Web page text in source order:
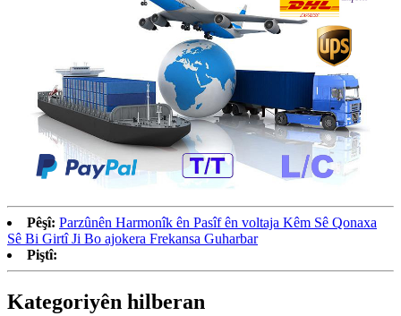
Pêşî: Parzûnên Harmonîk ên Pasîf ên voltaja Kêm Sê Qonaxa
Sê Bi Girtî Ji Bo ajokera Frekansa Guharbar
Piştî:
Kategoriyên hilberan